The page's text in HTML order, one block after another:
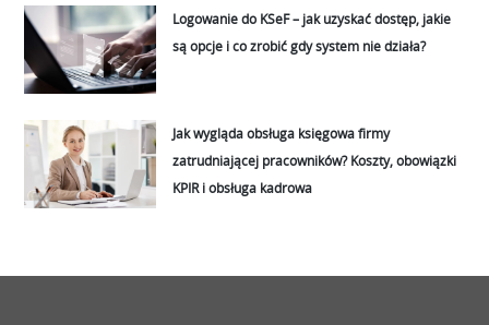
Logowanie do KSeF – jak uzyskać dostęp, jakie
są opcje i co zrobić gdy system nie działa?
Jak wygląda obsługa księgowa firmy
zatrudniającej pracowników? Koszty, obowiązki
KPIR i obsługa kadrowa